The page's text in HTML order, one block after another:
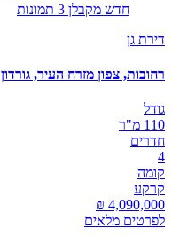
חדש מקבלן 3 תמונות
דירת גן
רחובות, צפון מזרח העיר, גורדון
גודל
110 מ"ר
חדרים
4
קומה
קרקע
לפרטים מלאים